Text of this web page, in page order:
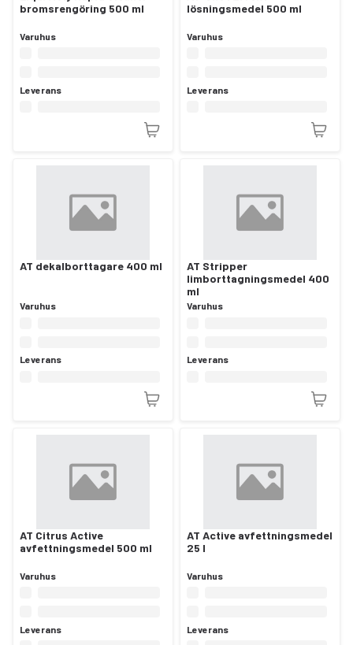
broms­ren­gö­ring 500 ml
Varuhus
Leverans
lösningsmedel 500 ml
Varuhus
Leverans
AT dekalborttagare 400 ml
Varuhus
Leverans
AT Stripper
limborttagningsmedel 400
ml
Varuhus
Leverans
AT Citrus Active
avfettningsmedel 500 ml
Varuhus
Leverans
AT Active avfettningsmedel
25 l
Varuhus
Leverans